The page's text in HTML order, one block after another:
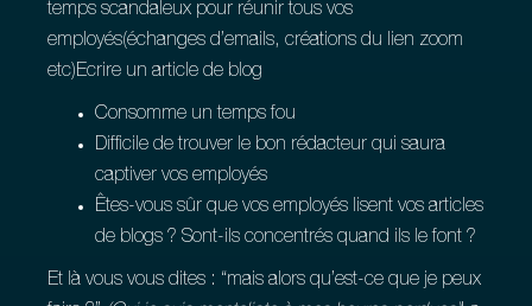
temps scandaleux pour réunir tous vos
employés(échanges d’emails, créations du lien zoom
etc)Ecrire un article de blog
Consomme un temps fou
Difficile de trouver le bon rédacteur qui saura
captiver vos employés
Êtes-vous sûr que vos employés lisent vos articles
de blogs ? Sont-ils concentrés quand ils le font ?
Et là vous vous dites : “mais alors qu’est-ce que je peux